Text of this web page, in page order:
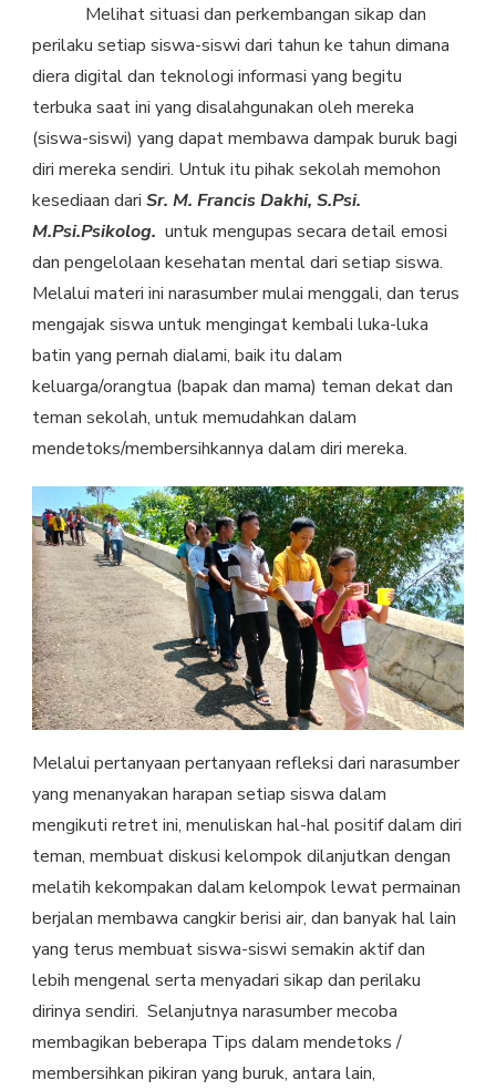
Melihat situasi dan perkembangan sikap dan
perilaku setiap siswa-siswi dari tahun ke tahun dimana
diera digital dan teknologi informasi yang begitu
terbuka saat ini yang disalahgunakan oleh mereka
(siswa-siswi) yang dapat membawa dampak buruk bagi
diri mereka sendiri. Untuk itu pihak sekolah memohon
kesediaan dari Sr. M. Francis Dakhi, S.Psi.
M.Psi.Psikolog. untuk mengupas secara detail emosi
dan pengelolaan kesehatan mental dari setiap siswa.
Melalui materi ini narasumber mulai menggali, dan terus
mengajak siswa untuk mengingat kembali luka-luka
batin yang pernah dialami, baik itu dalam
keluarga/orangtua (bapak dan mama) teman dekat dan
teman sekolah, untuk memudahkan dalam
mendetoks/membersihkannya dalam diri mereka.
Melalui pertanyaan pertanyaan refleksi dari narasumber
yang menanyakan harapan setiap siswa dalam
mengikuti retret ini, menuliskan hal-hal positif dalam diri
teman, membuat diskusi kelompok dilanjutkan dengan
melatih kekompakan dalam kelompok lewat permainan
berjalan membawa cangkir berisi air, dan banyak hal lain
yang terus membuat siswa-siswi semakin aktif dan
lebih mengenal serta menyadari sikap dan perilaku
dirinya sendiri. Selanjutnya narasumber mecoba
membagikan beberapa Tips dalam mendetoks /
membersihkan pikiran yang buruk, antara lain,